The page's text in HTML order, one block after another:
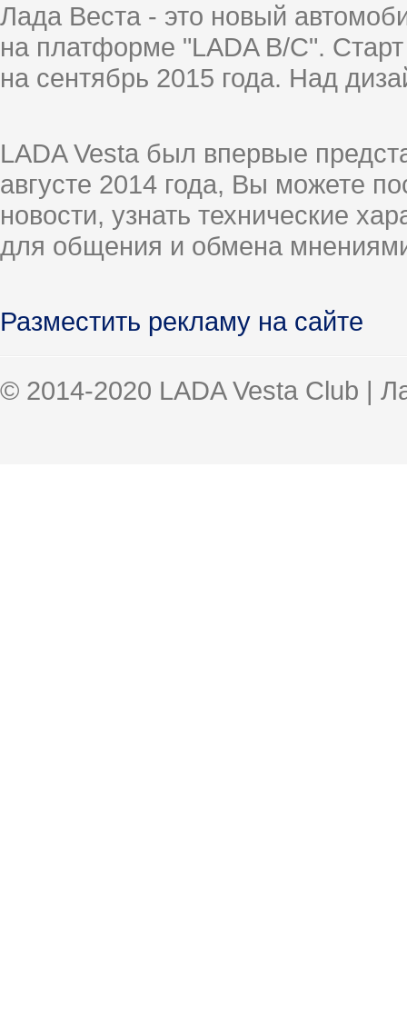
Лада Веста - это новый
на платформе "LADA B/C".
на сентябрь 2015 года. Над
LADA Vesta был впервые
августе 2014 года, Вы можете
новости, узнать технические
для общения и обмена
Разместить рекламу на сайте
© 2014-2020 LADA Vesta Club |